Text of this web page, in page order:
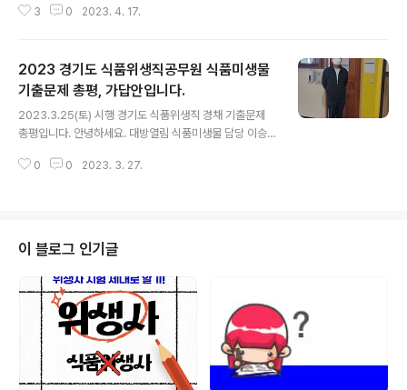
에 맞춰 핵심 위주로 정리하는 것이 쉽지 않을 것입니다. 역
학교에서 올해 경상북도 식품위생직 공무원시험이 실시되
지방직 공개경쟁시험과 교육청 식품위생직을 준비하시는
수험생 분들은 타 지역에서 출제된 문제의 유형과 난이도
를 참고하는데 활용하면 좋을 것 같습니다. 그러면 이번 시
험의 복원과 출제경향 파악을 시작해 볼까요~ 첫 번째, 우
기 두 번째, 시험출제 문항과 답안 예상해 보기 ▣ 문제의
3 0 2023. 4. 17.
2023 경기도 식품위생직공무원 식품미생물
기출문제 총평, 가답안입니다.
2023.3.25(토) 시행 경기도 식품위생직 경채 기출문제
총평입니다. 안녕하세요. 대방열림 식품미생물 담당 이승
한 체크를 할 수 있는 좋은 기회였습니다. 작년과 올해 시험
(포괄적 조절)에서 출제된 당황스러운 문제가 전혀 없었던
것은 아니었지만, 수업시간에 제가 강조드렸던 것처럼 생
소한 문제라 해도 일단 당황하지 않고 보기들의 내용을 하
나씩 소거시켜 나가면 센스 있게 답안을 도출시킬 수 있었
던 전형적인 문제였기 때문에 문제의 난이도만 봤을 땐 크
게 어려웠다고 볼 수는 없었습니다. 수업..
0 0 2023. 3. 27.
이 블로그 인기글